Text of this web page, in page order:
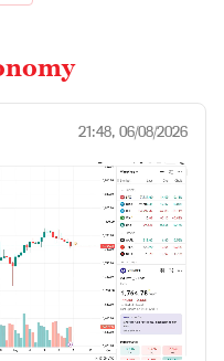
21:48, 06/08/2026